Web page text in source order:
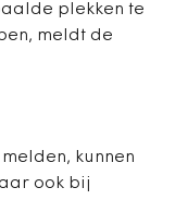
plekken te
meldt de
kunnen
ook bij